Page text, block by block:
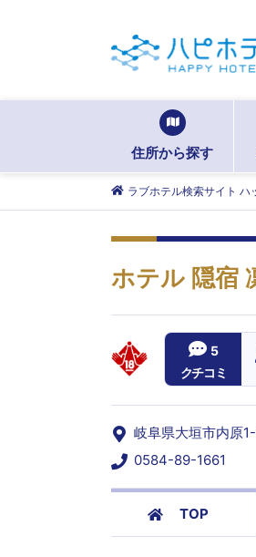
住所から探す
ラブホテル検索サイト ハ
ホテル 隠宿
5
クチコミ
岐阜県大垣市内原
0584-89-1661
TOP